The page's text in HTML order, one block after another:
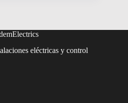
eléctricas y control